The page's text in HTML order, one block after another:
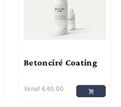
Betonciré Coating
Vanaf €40,00